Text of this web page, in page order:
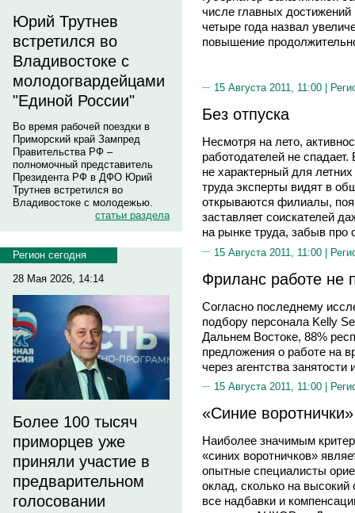
Юрий Трутнев
встретился во
Владивостоке с
молодогвардейцами
"Единой России"
Во время рабочей поездки в
Приморский край Зампред
Правительства РФ –
полномочный представитель
Президента РФ в ДФО Юрий
Трутнев встретился во
Владивостоке с молодежью.
статьи раздела
Регион сегодня
28 Мая 2026, 14:14
Более 100 тысяч
приморцев уже
приняли участие в
предварительном
голосовании
числе главных
четыре года назвал
повышение
15 Августа 2011, 11:00 |
Без отпуска
Несмотря на лето,
работодателей не
не характерный для
труда эксперты видят в
открываются филиалы,
заставляет соискателей
на рынке труда, забыв про
15 Августа 2011, 11:00 |
Фриланс работе не
Согласно последнему
подбору персонала Kelly
Дальнем Востоке, 88%
предложения о работе на
через агентства
15 Августа 2011, 11:00 |
«Синие
Наиболее значимым
«синих воротничков»
опытные специалисты
оклад, сколько на
все надбавки и